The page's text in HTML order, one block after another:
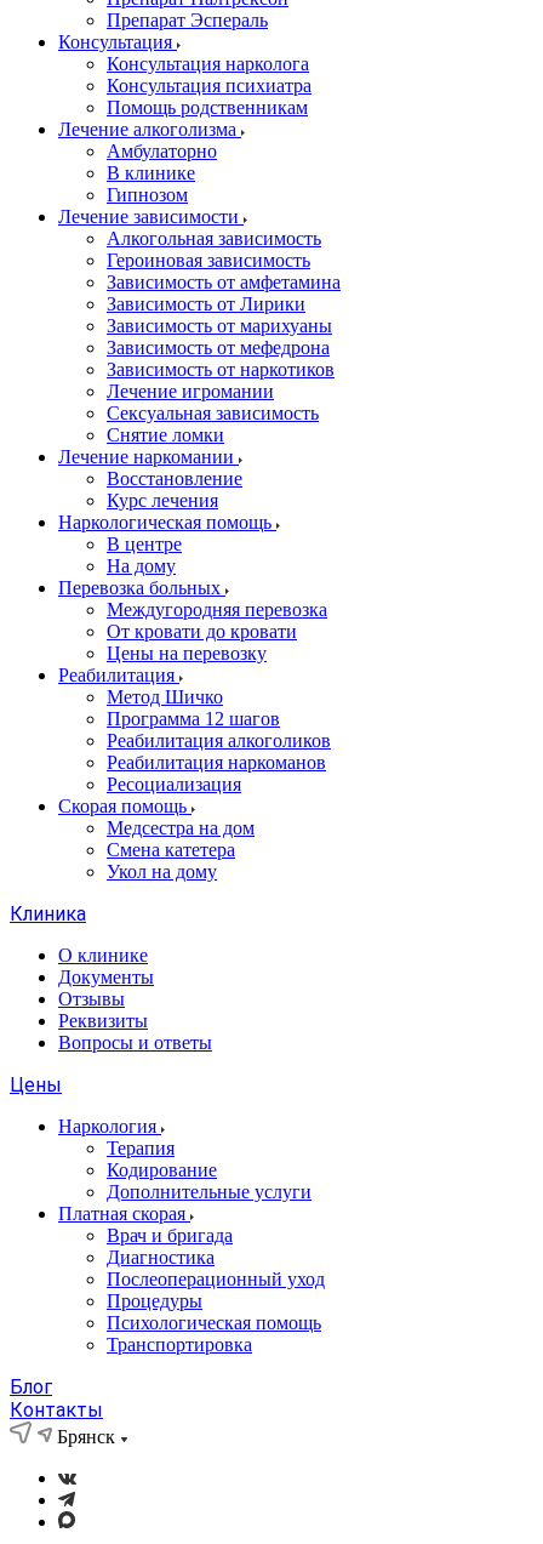
Препарат Эспераль
Консультация
Консультация нарколога
Консультация психиатра
Помощь родственникам
Лечение алкоголизма
Амбулаторно
В клинике
Гипнозом
Лечение зависимости
Алкогольная зависимость
Героиновая зависимость
Зависимость от амфетамина
Зависимость от Лирики
Зависимость от марихуаны
Зависимость от мефедрона
Зависимость от наркотиков
Лечение игромании
Сексуальная зависимость
Снятие ломки
Лечение наркомании
Восстановление
Курс лечения
Наркологическая помощь
В центре
На дому
Перевозка больных
Междугородняя перевозка
От кровати до кровати
Цены на перевозку
Реабилитация
Метод Шичко
Программа 12 шагов
Реабилитация алкоголиков
Реабилитация наркоманов
Ресоциализация
Скорая помощь
Медсестра на дом
Смена катетера
Укол на дому
Клиника
О клинике
Документы
Отзывы
Реквизиты
Вопросы и ответы
Цены
Наркология
Терапия
Кодирование
Дополнительные услуги
Платная скорая
Врач и бригада
Диагностика
Послеоперационный уход
Процедуры
Психологическая помощь
Транспортировка
Блог
Контакты
Брянск